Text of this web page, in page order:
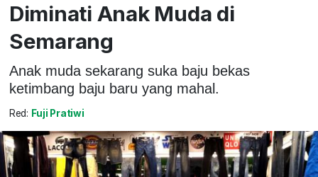
Diminati Anak Muda di
Semarang
Anak muda sekarang suka baju bekas
ketimbang baju baru yang mahal.
Red: Fuji Pratiwi